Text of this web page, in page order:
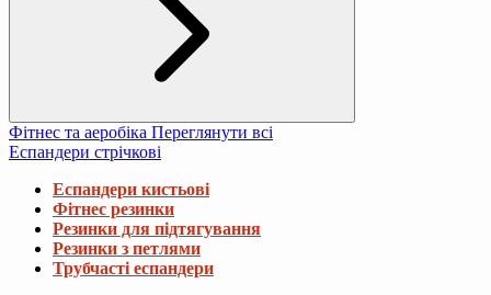
Фітнес та аеробіка Переглянути всі
Еспандери стрічкові
Еспандери кистьові
Фітнес резинки
Резинки для підтягування
Резинки з петлями
Трубчасті еспандери